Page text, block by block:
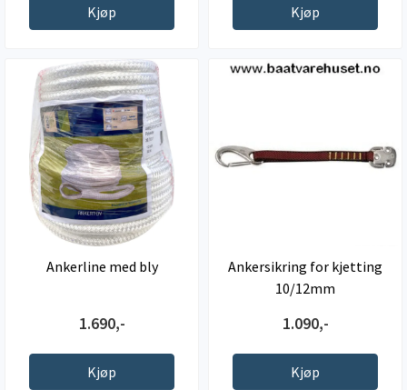
Kjøp Kjøp
Ankerline med bly
1.690,-
Kjøp
Ankersikring for kjetting
10/12mm
1.090,-
Kjøp